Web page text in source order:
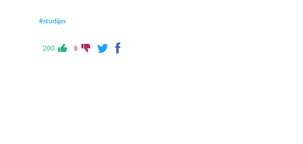
200 8
#studijas